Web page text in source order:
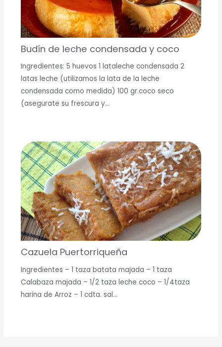
Budín de leche condensada y coco
Ingredientes: 5 huevos 1 lataleche condensada 2
latas leche (utilizamos la lata de la leche
condensada como medida) 100 gr.coco seco
(asegurate su frescura y…
Cazuela Puertorriqueña
Ingredientes – 1 taza batata majada – 1 taza
Calabaza majada – 1/2 taza leche coco – 1/4taza
harina de Arroz – 1 cdta. sal…